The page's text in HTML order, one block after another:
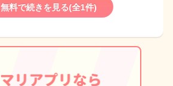
無料で続きを見る(全1件)